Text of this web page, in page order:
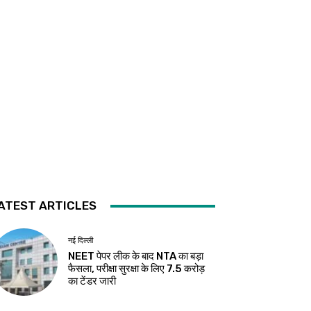
ARTICLES
नई दिल्ली
NEET पेपर लीक के बाद NTA का बड़ा
फैसला, परीक्षा सुरक्षा के लिए ₹7.5 करोड़
का टेंडर जारी